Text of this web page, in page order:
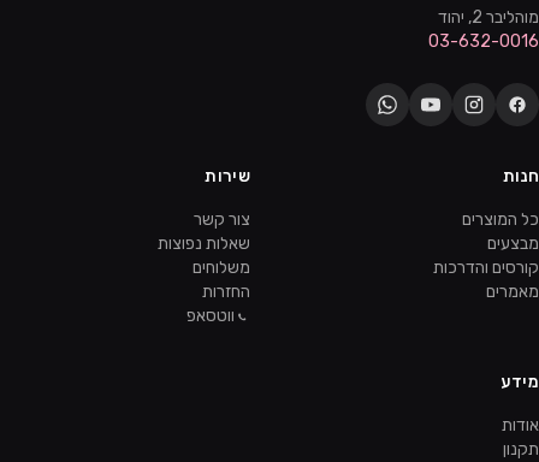
מוהליבר 2, יהוד
03-632-0016
חנות
כל המוצרים
מבצעים
קורסים והדרכות
מאמרים
שירות
צור קשר
שאלות נפוצות
משלוחים
החזרות
ווטסאפ
מידע
אודות
תקנון